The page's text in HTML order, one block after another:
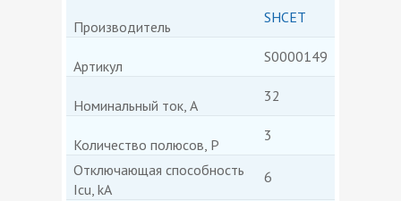
Производитель
SHCET
Артикул
S0000149
Номинальный ток, А
32
Количество полюсов, P
3
Отключающая способность
Icu, kA
6